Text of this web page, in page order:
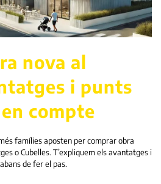
nova al
i punts
compte
famílies aposten per comprar obra
o Cubelles. T’expliquem els avantatges i
de fer el pas.